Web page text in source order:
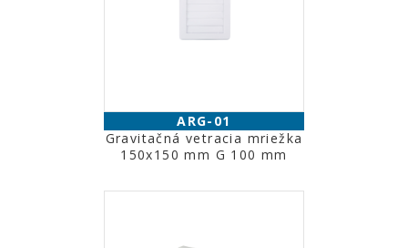
ARG-01
Gravitačná vetracia mriežka
150x150 mm G 100 mm